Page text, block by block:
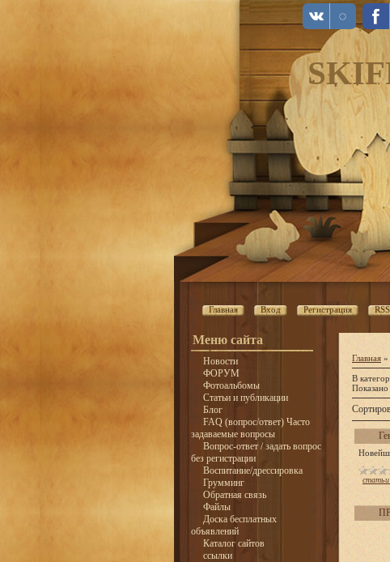
Главная Вход Регистрация RSS
Меню сайта
Новости
ФОРУМ
Фотоальбомы
Статьи и публикации
Блог
FAQ (вопрос/ответ) Часто
задаваемые вопросы
Вопрос-ответ / задать вопрос
без регистрации
Воспитание/дрессировка
Грумминг
Обратная связь
Файлы
Доска бесплатных
объявлений
Каталог сайтов
ссылки
Главная »
В
статьи